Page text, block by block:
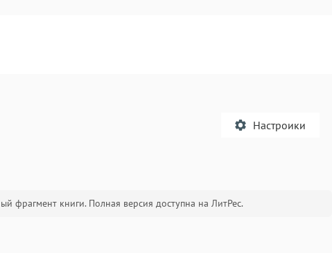
Настроики
фрагмент книги. Полная версия доступна на ЛитРес.